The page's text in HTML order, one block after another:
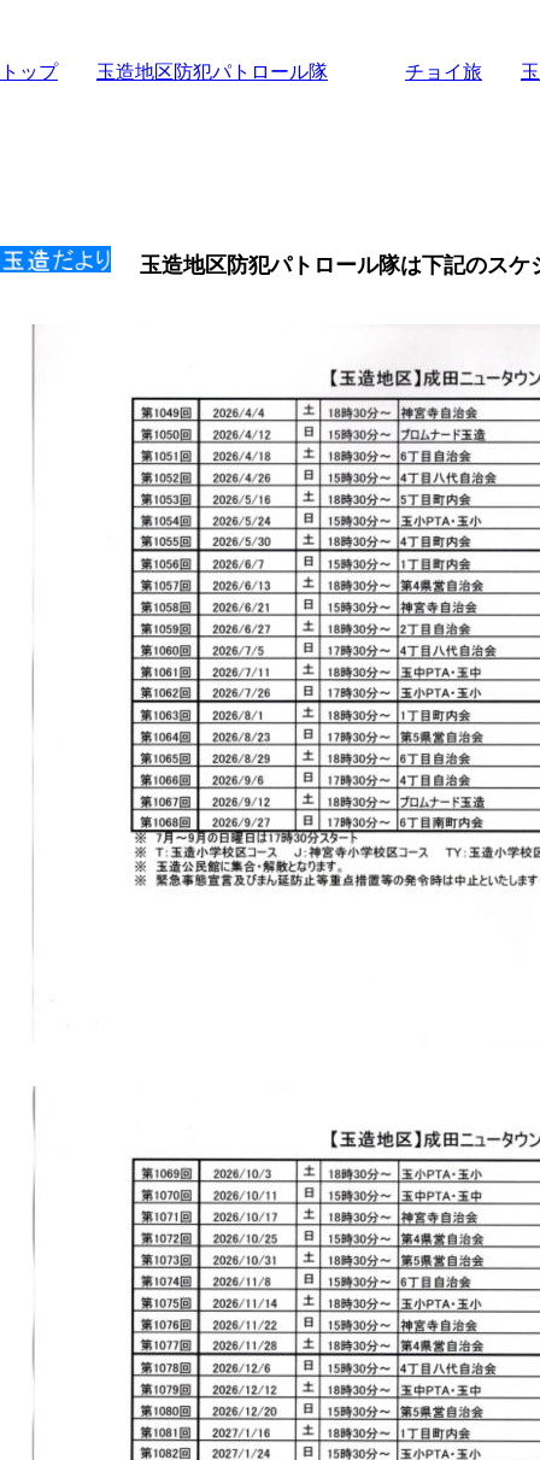
トップ 玉造地区防犯パトロール隊 チョイ旅
玉造地区防犯パトロール隊は下記のス